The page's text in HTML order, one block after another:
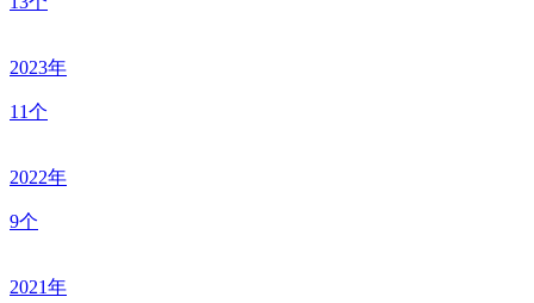
2023年
11个
2022年
9个
2021年